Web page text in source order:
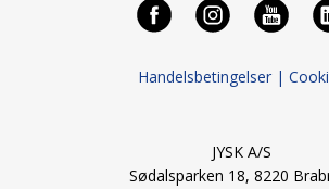
Handelsbetingelser |
JYSK A/S
Sødalsparken 18, 8220